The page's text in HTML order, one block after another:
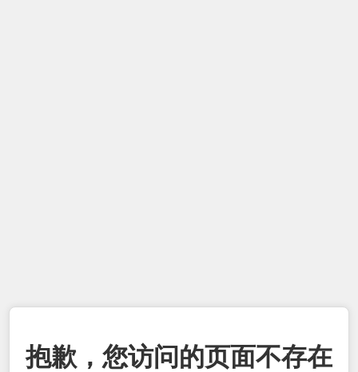
抱歉，您访问的页面不存在